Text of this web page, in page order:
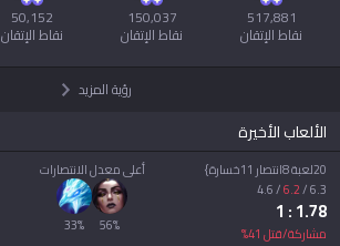
نقاط الإتقان نقاط الإتقان نقاط الإتقان
رؤية المزيد
الألعاب الأخيرة
20لعبة 8انتصار 11خسارة}
6.3
/
6.2
/
4.6
1.78
: 1
مشاركة/قتل 41
%
أعلى معدل الانتصارات
56%
33%